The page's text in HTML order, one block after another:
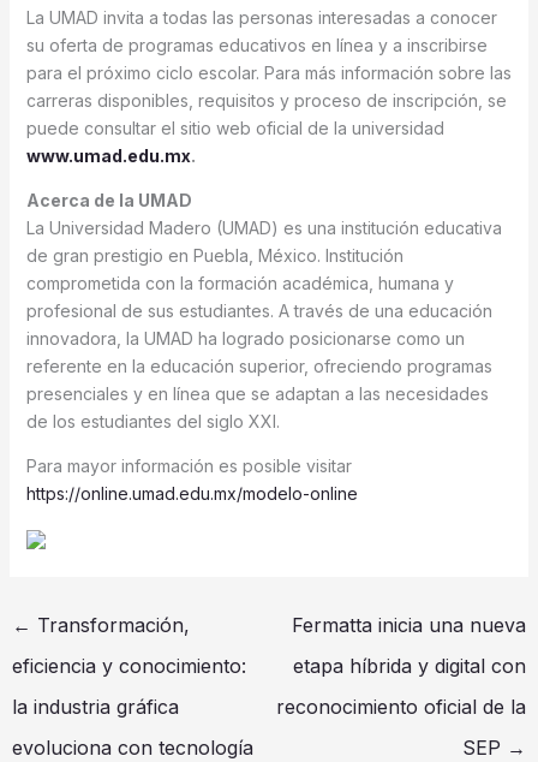
La UMAD invita a todas las personas interesadas a conocer
su oferta de programas educativos en línea y a inscribirse
para el próximo ciclo escolar. Para más información sobre las
carreras disponibles, requisitos y proceso de inscripción, se
puede consultar el sitio web oficial de la universidad
www.umad.edu.mx.
Acerca de la UMAD
La Universidad Madero (UMAD) es una institución educativa
de gran prestigio en Puebla, México. Institución
comprometida con la formación académica, humana y
profesional de sus estudiantes. A través de una educación
innovadora, la UMAD ha logrado posicionarse como un
referente en la educación superior, ofreciendo programas
presenciales y en línea que se adaptan a las necesidades
de los estudiantes del siglo XXI.
Para mayor información es posible visitar
https://online.umad.edu.mx/modelo-online
← Transformación,
eficiencia y conocimiento:
la industria gráfica
evoluciona con tecnología
Fermatta inicia una nueva
etapa híbrida y digital con
reconocimiento oficial de la
SEP →